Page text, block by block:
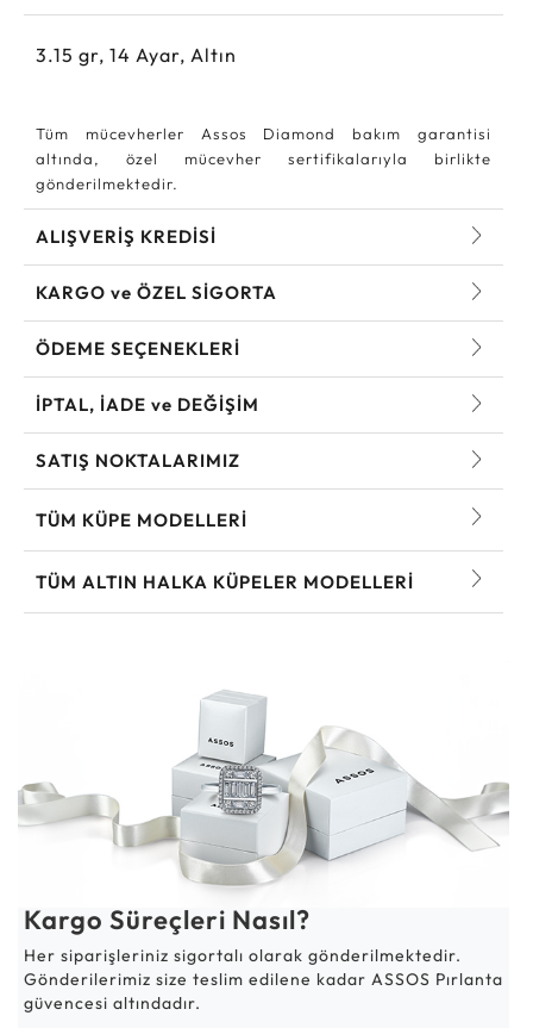
3.15 gr, 14 Ayar, Altın
Tüm mücevherler Assos Diamond bakım garantisi
altında, özel mücevher sertifikalarıyla birlikte
gönderilmektedir.
ALIŞVERİŞ KREDİSİ
KARGO ve ÖZEL SİGORTA
ÖDEME SEÇENEKLERİ
İPTAL, İADE ve DEĞİŞİM
SATIŞ NOKTALARIMIZ
TÜM KÜPE MODELLERI
TÜM ALTIN HALKA KÜPELER MODELLERI
Kargo Süreçleri Nasıl?
Her siparişleriniz sigortalı olarak gönderilmektedir.
Gönderilerimiz size teslim edilene kadar ASSOS Pırlanta
güvencesi altındadır.